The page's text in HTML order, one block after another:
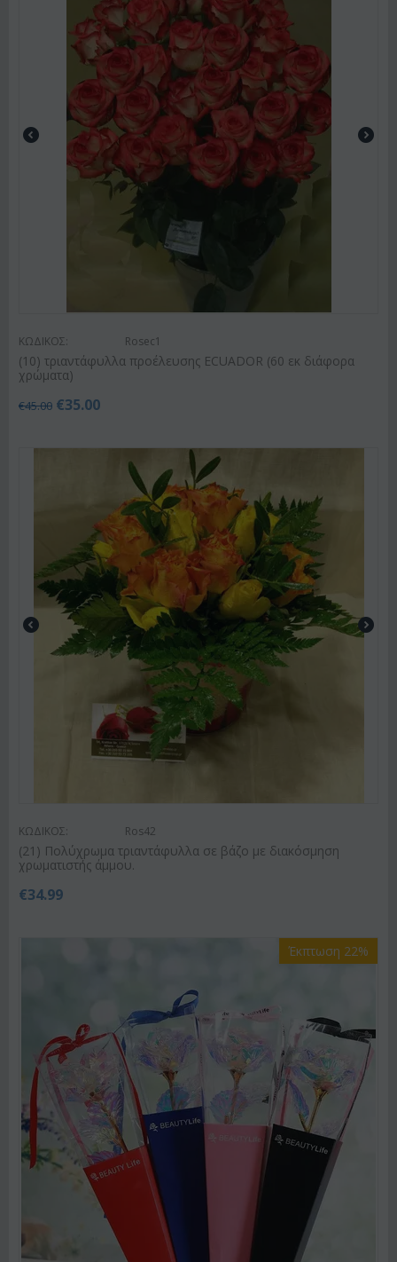
ΚΩΔΙΚΟΣ: Rosec1
(10) τριαντάφυλλα προέλευσης ECUADOR (60 εκ διάφορα
χρώματα)
€45.00 €35.00
ΚΩΔΙΚΟΣ: Ros42
(21) Πολύχρωμα τριαντάφυλλα σε βάζο με διακόσμηση
χρωματιστής άμμου.
€34.99
Έκπτωση 22%